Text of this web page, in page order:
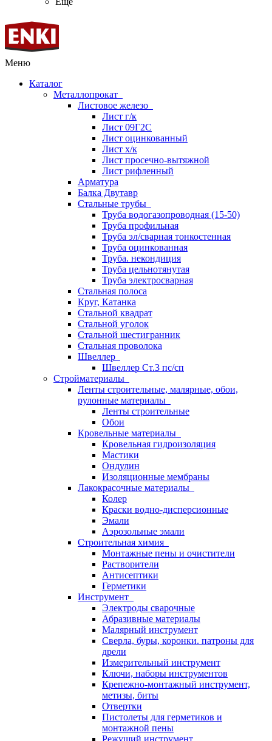
Меню
Каталог
Металлопрокат
Листовое железо
Лист г/к
Лист 09Г2С
Лист оцинкованный
Лист х/к
Лист просечно-вытяжной
Лист рифленный
Арматура
Балка Двутавр
Стальные трубы
Труба водогазопроводная (15-50)
Труба профильная
Труба эл/сварная тонкостенная
Труба оцинкованная
Труба. некондиция
Труба цельнотянутая
Труба электросварная
Стальная полоса
Круг, Катанка
Стальной квадрат
Стальной уголок
Стальной шестигранник
Стальная проволока
Швеллер
Швеллер Ст.3 пс/сп
Стройматериалы
Ленты строительные, малярные, обои,
рулонные материалы
Ленты строительные
Обои
Кровельные материалы
Кровельная гидроизоляция
Мастики
Ондулин
Изоляционные мембраны
Лакокрасочные материалы
Колер
Краски водно-дисперсионные
Эмали
Аэрозольные эмали
Строительная химия
Монтажные пены и очистители
Растворители
Антисептики
Герметики
Инструмент
Электроды сварочные
Абразивные материалы
Малярный инструмент
Сверла, буры, коронки. патроны для
дрели
Измерительный инструмент
Ключи, наборы инструментов
Крепежно-монтажный инструмент,
метизы, биты
Отвертки
Пистолеты для герметиков и
монтажной пены
Режущий инструмент